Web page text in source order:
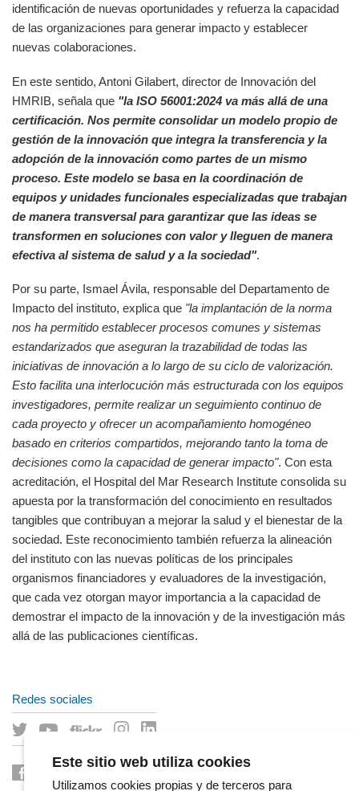
identificación de nuevas oportunidades y refuerza la capacidad
de las organizaciones para generar impacto y establecer
nuevas colaboraciones.
En este sentido, Antoni Gilabert, director de Innovación del
HMRIB, señala que "la ISO 56001:2024 va más allá de una
certificación. Nos permite consolidar un modelo propio de
gestión de la innovación que integra la transferencia y la
adopción de la innovación como partes de un mismo
proceso. Este modelo se basa en la coordinación de
equipos y unidades funcionales especializadas que trabajan
de manera transversal para garantizar que las ideas se
transformen en soluciones con valor y lleguen de manera
efectiva al sistema de salud y a la sociedad".
Por su parte, Ismael Ávila, responsable del Departamento de
Impacto del instituto, explica que "la implantación de la norma
nos ha permitido establecer procesos comunes y sistemas
estandarizados que aseguran la trazabilidad de todas las
iniciativas de innovación a lo largo de su ciclo de valorización.
Esto facilita una interlocución más estructurada con los equipos
investigadores, permite realizar un seguimiento continuo de
cada proyecto y ofrecer un acompañamiento homogéneo
basado en criterios compartidos, mejorando tanto la toma de
decisiones como la capacidad de generar impacto". Con esta
acreditación, el Hospital del Mar Research Institute consolida su
apuesta por la transformación del conocimiento en resultados
tangibles que contribuyan a mejorar la salud y el bienestar de la
sociedad. Este reconocimiento también refuerza la alineación
del instituto con las nuevas políticas de los principales
organismos financiadores y evaluadores de la investigación,
que cada vez otorgan mayor importancia a la capacidad de
demostrar el impacto de la innovación y de la investigación más
allá de las publicaciones científicas.
Redes sociales
Este sitio web utiliza cookies
Utilizamos cookies propias y de terceros para